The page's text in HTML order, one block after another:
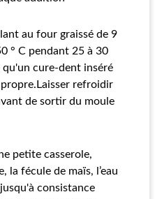
au four graissé de 9
° C pendant 25 à 30
cure-dent inséré
refroidir
de sortir du moule
petite casserole,
la fécule de maïs, l’eau
consistance